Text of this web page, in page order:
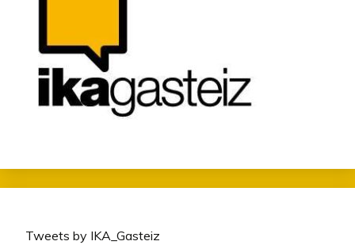
Tweets by IKA_Gasteiz